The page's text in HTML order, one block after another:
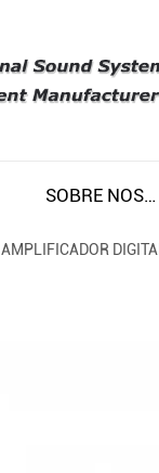
SOBRE NOSOTROS
AMPLIFICADOR DIGITAL